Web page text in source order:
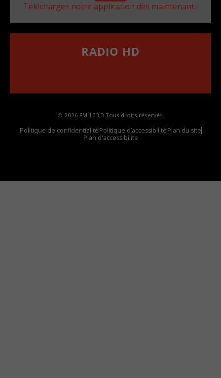
Téléchargez notre application dès maintenant !
RADIO HD
© 2026 FM 103,3 Tous droits réservés.
Politique de confidentialitéPolitique d’accessibilitéPlan du site
Plan d'accessibilite